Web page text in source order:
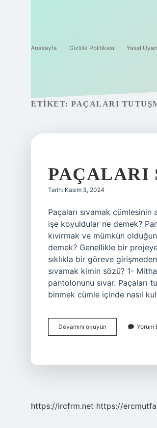
Anasayfa Gizlilik Politikası Yasal Uyarı
ETIKET: PAÇALARI
PAÇALARI
Tarih: Kasım 3, 2024
Paçaları sıvamak
işe koyuldular ne demek?
kıvırmak ve mümkün
demek? Genellikle bir
sıklıkla bir göreve
sıvamak kimin sözü? 1-
pantolonunu sıvar. Paçaları
binmek cümle içinde nasıl
Devamını okuyun Paçaları
Sıvamak
Yorum
https://ircfrm.net https://